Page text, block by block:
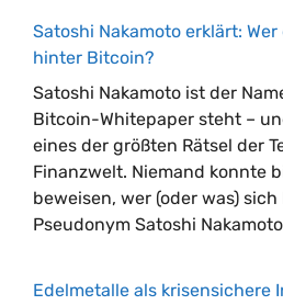
Satoshi Nakamoto erklärt:
hinter Bitcoin?
Satoshi Nakamoto ist der
Bitcoin-Whitepaper steht –
eines der größten Rätsel der
Finanzwelt. Niemand konnte
beweisen, wer (oder was)
Pseudonym Satoshi
Edelmetalle als krisensichere